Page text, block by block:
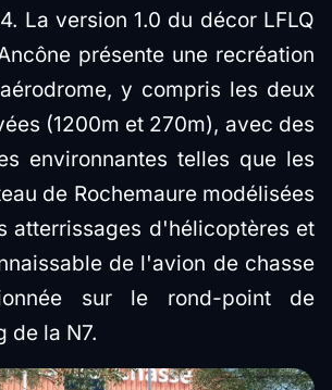
La version 1.0 du décor LFLQ
présente une recréation
y compris les deux
(1200m et 270m), avec des
environnantes telles que les
de Rochemaure modélisées
atterrissages d'hélicoptères et
de l'avion de chasse
sur le rond-point de
de la N7.